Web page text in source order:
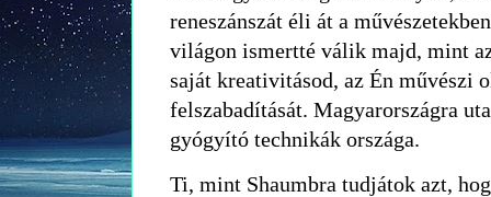
reneszánszát éli át a
világon ismertté válik majd, mint
saját kreativitásod, az Én művészi
felszabadítását. Magyarországra
gyógyító technikák országa.
Ti, mint Shaumbra tudjátok azt,